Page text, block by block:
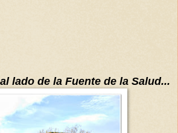
lado de la Fuente de la Salud...